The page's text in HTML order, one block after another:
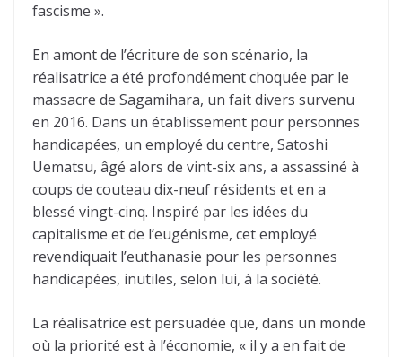
fascisme ».
En amont de l’écriture de son scénario, la
réalisatrice a été profondément choquée par le
massacre de Sagamihara, un fait divers survenu
en 2016. Dans un établissement pour personnes
handicapées, un employé du centre, Satoshi
Uematsu, âgé alors de vint-six ans, a assassiné à
coups de couteau dix-neuf résidents et en a
blessé vingt-cinq. Inspiré par les idées du
capitalisme et de l’eugénisme, cet employé
revendiquait l’euthanasie pour les personnes
handicapées, inutiles, selon lui, à la société.
La réalisatrice est persuadée que, dans un monde
où la priorité est à l’économie, « il y a en fait de